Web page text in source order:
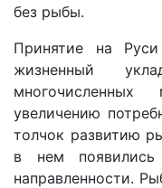
без рыбы.
Принятие на
жизненный
многочисленных
увеличению
толчок развитию
в нем появились
направленности.